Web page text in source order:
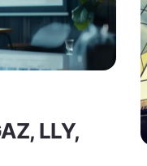
LLY,